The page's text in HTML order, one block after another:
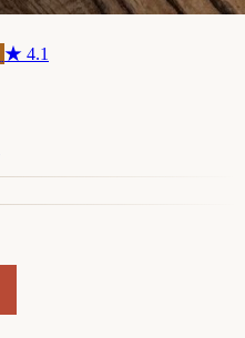
★ 4.1